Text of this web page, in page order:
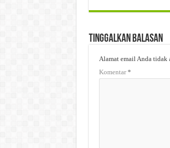
Tinggalkan Balasan
Alamat email Anda
Komentar*